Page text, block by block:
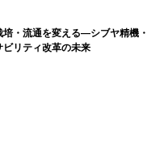
・流通を変える―シブヤ精機・
リティ改革の未来